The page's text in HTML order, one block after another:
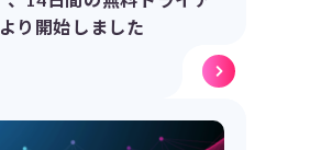
り開始しました